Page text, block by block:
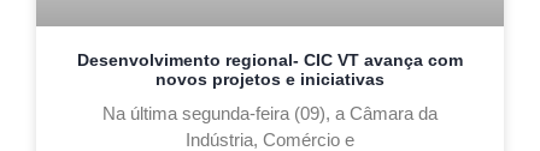
Desenvolvimento regional- CIC VT avança com
novos projetos e iniciativas
Na última segunda-feira (09), a Câmara da
Indústria, Comércio e